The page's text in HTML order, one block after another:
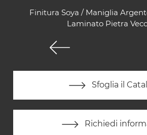
Finitura Soya / Maniglia
Laminato Pietra
Sfoglia il
Richiedi